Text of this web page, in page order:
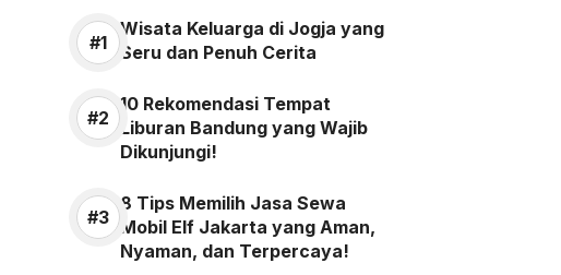
Wisata Keluarga di Jogja yang
Seru dan Penuh Cerita
10 Rekomendasi Tempat
Liburan Bandung yang Wajib
Dikunjungi!
8 Tips Memilih Jasa Sewa
Mobil Elf Jakarta yang Aman,
Nyaman, dan Terpercaya!